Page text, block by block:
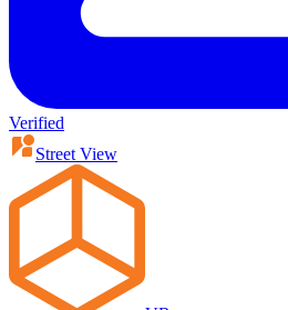
Verified
Street View